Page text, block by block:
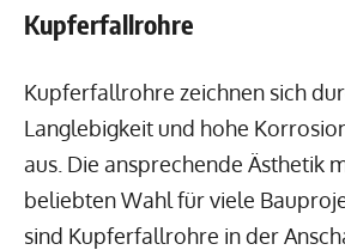
Kupferfallrohre
Kupferfallrohre zeichnen sich
Langlebigkeit und hohe
aus. Die ansprechende Ästhetik
beliebten Wahl für viele
sind Kupferfallrohre in der